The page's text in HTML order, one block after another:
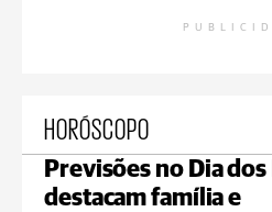
HORÓSCOPO
Previsões no Dia dos
destacam família e